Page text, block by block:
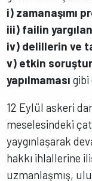
i) zamanaşımı
iii) failin
iv) delillerin ve
v) etkin
yapılmaması gibi
12 Eylül askeri
meselesindeki
yaygınlaşarak
hakkı ihlallerine
uzmanlaşmış,